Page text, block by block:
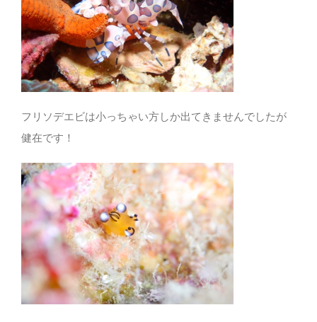
フリソデエビは小っちゃい方しか出てきませんでしたが
健在です！